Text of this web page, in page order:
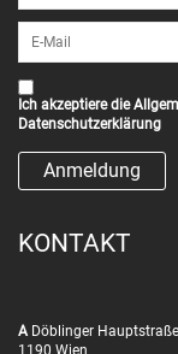
Ich akzeptiere die
Datenschutzerklärung
KONTAKT
A Döblinger
1190 Wien